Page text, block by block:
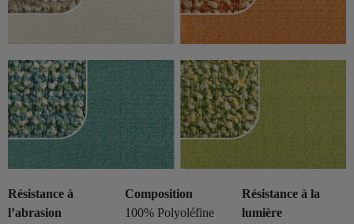
Résistance à
l’abrasion
Composition
100% Polyoléfine
Résistance à la
lumière